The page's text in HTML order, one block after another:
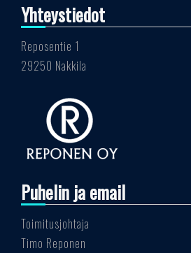
Yhteystiedot
Reposentie 1
29250 Nakkila
Puhelin ja email
Toimitusjohtaja
Timo Reponen